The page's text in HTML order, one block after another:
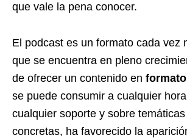
que vale la pena conocer.
El podcast es un formato cada vez
que se encuentra en pleno
de ofrecer un contenido en
se puede consumir a cualquier
cualquier soporte y sobre
concretas, ha favorecido la